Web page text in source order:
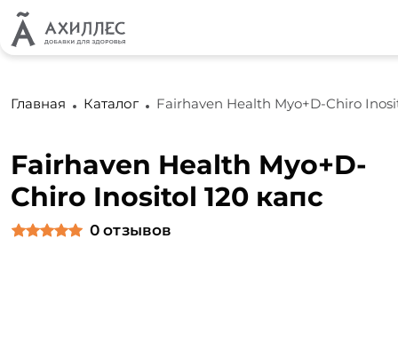
Главная Каталог Fairhaven Health Myo+D-Chiro
Fairhaven Health Myo+D-
Chiro Inositol 120 капс
0 отзывов